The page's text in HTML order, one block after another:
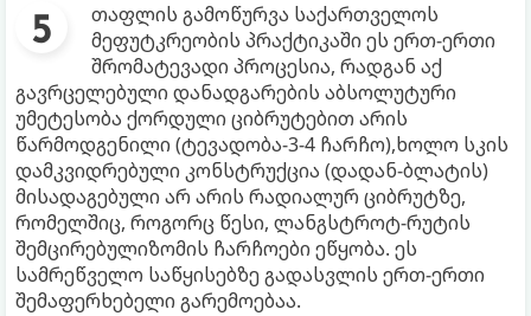
თაფლის გამოწურვა საქართველოს
მეფუტკრეობის პრაქტიკაში ეს ერთ-ერთი
შრომატევადი პროცესია, რადგან აქ
გავრცელებული დანადგარების აბსოლუტური
უმეტესობა ქორდული ციბრუტებით არის
წარმოდგენილი (ტევადობა-3-4 ჩარჩო),ხოლო სკის
დამკვიდრებული კონსტრუქცია (დადან-ბლატის)
მისადაგებული არ არის რადიალურ ციბრუტზე,
რომელშიც, როგორც წესი, ლანგსტროტ-რუტის
შემცირებულიზომის ჩარჩოები ეწყობა. ეს
სამრეწველო საწყისებზე გადასვლის ერთ-ერთი
შემაფერხებელი გარემოებაა.